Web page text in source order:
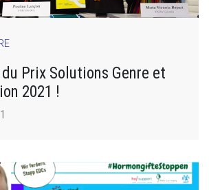
Prix Solutions Genre et
2021 !